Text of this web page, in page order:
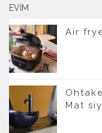
EVIM
Air
Mat